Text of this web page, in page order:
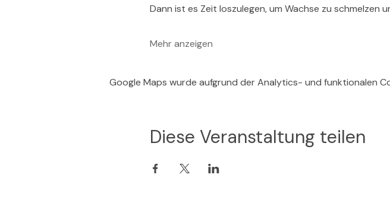
Dann ist es Zeit loszulegen, um Wachse zu schmelzen
Mehr anzeigen
Google Maps wurde aufgrund der Analytics- und funktionalen
Diese Veranstaltung teilen